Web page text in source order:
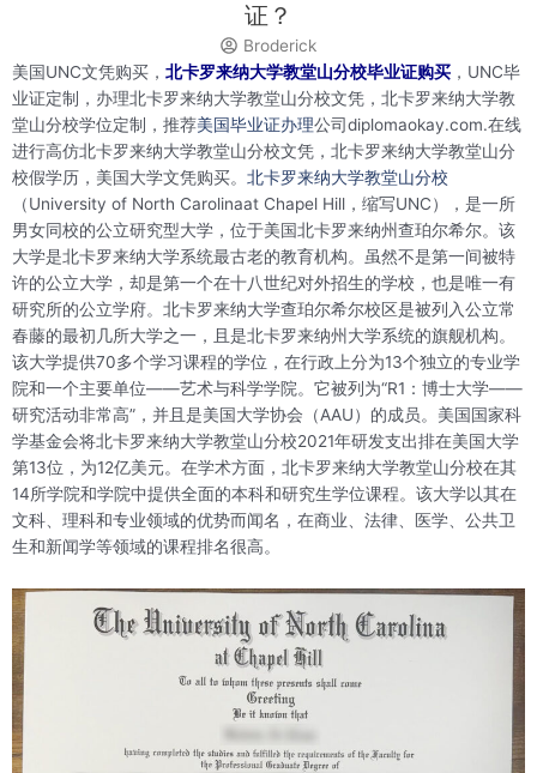
证？
Broderick
美国UNC文凭购买， 北卡罗来纳大学教堂山分校毕业证购买 ，UNC毕
业证定制，办理北卡罗来纳大学教堂山分校文凭，北卡罗来纳大学教
堂山分校学位定制，推荐美国毕业证办理公司diplomaokay.com.在线
进行高仿北卡罗来纳大学教堂山分校文凭，北卡罗来纳大学教堂山分
校假学历，美国大学文凭购买。 北卡罗来纳大学教堂山分校
（University of North Carolinaat Chapel Hill，缩写UNC），是一所
男女同校的公立研究型大学，位于美国北卡罗来纳州查珀尔希尔。该
大学是北卡罗来纳大学系统最古老的教育机构。虽然不是第一间被特
许的公立大学，却是第一个在十八世纪对外招生的学校，也是唯一有
研究所的公立学府。北卡罗来纳大学查珀尔希尔校区是被列入公立常
春藤的最初几所大学之一，且是北卡罗来纳州大学系统的旗舰机构。
该大学提供70多个学习课程的学位，在行政上分为13个独立的专业学
院和一个主要单位——艺术与科学学院。它被列为“R1：博士大学——
研究活动非常高”，并且是美国大学协会（AAU）的成员。美国国家科
学基金会将北卡罗来纳大学教堂山分校2021年研发支出排在美国大学
第13位，为12亿美元。在学术方面，北卡罗来纳大学教堂山分校在其
14所学院和学院中提供全面的本科和研究生学位课程。该大学以其在
文科、理科和专业领域的优势而闻名，在商业、法律、医学、公共卫
生和新闻学等领域的课程排名很高。